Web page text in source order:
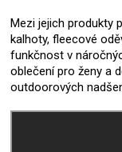
Mezi jejich produkty
kalhoty, fleecové
funkčnost v
oblečení pro ženy a
outdoorových